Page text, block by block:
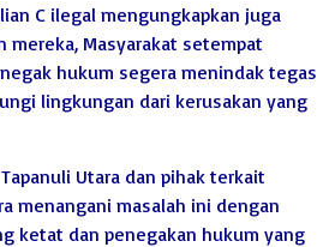
C ilegal mengungkapkan juga
mereka, Masyarakat setempat
hukum segera menindak tegas
lingkungan dari kerusakan yang
Utara dan pihak terkait
menangani masalah ini dengan
ketat dan penegakan hukum yang